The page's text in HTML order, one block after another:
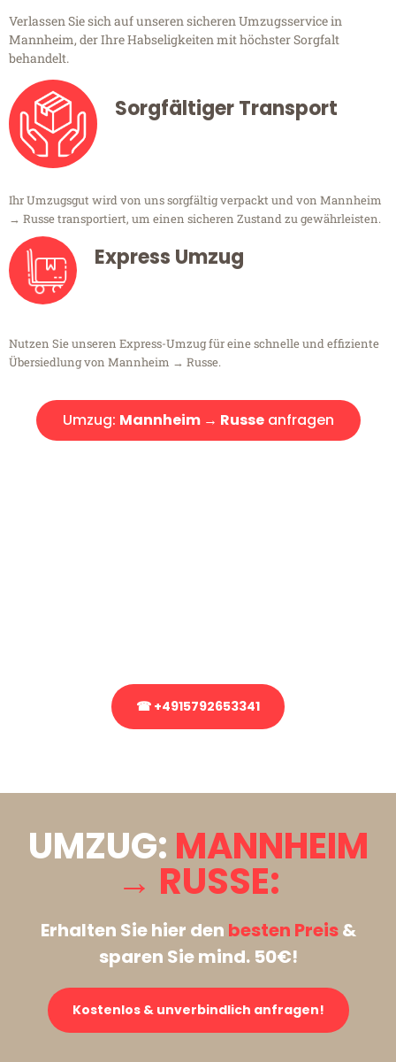
Verlassen Sie sich auf unseren sicheren Umzugsservice in
Mannheim, der Ihre Habseligkeiten mit höchster Sorgfalt
behandelt.
Sorgfältiger Transport
Ihr Umzugsgut wird von uns sorgfältig verpackt und von Mannheim
→ Russe transportiert, um einen sicheren Zustand zu gewährleisten.
Express Umzug
Nutzen Sie unseren Express-Umzug für eine schnelle und effiziente
Übersiedlung von Mannheim → Russe.
Umzug: Mannheim → Russeanfragen
☎ +4915792653341
UMZUG: MANNHEIM
→ RUSSE:
Erhalten Sie hier den besten Preis&
sparen Sie mind. 50€!
Kostenlos & unverbindlich anfragen!